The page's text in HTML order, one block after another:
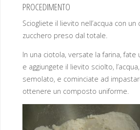
PROCEDIMENTO
Sciogliete il lievito nell’acqua con un
zucchero preso dal totale.
In una ciotola, versate la farina, fate
e aggiungete il lievito sciolto,
semolato, e cominciate ad
ottenere un composto uniforme.